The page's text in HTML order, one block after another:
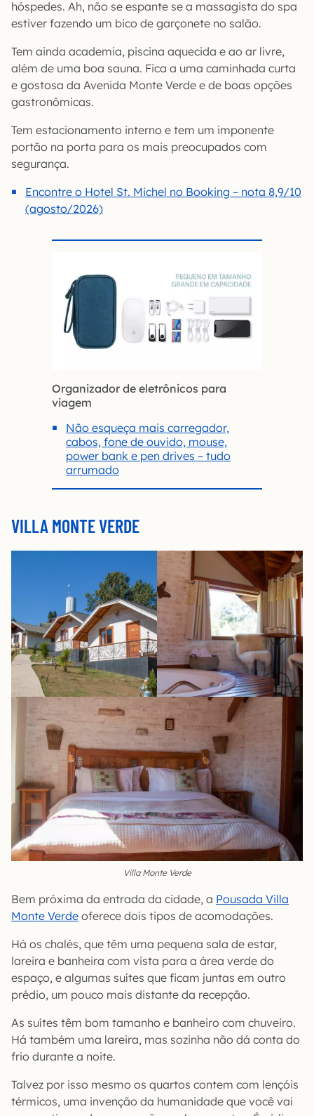
hóspedes. Ah, não se espante se a massagista do spa
estiver fazendo um bico de garçonete no salão.
Tem ainda academia, piscina aquecida e ao ar livre,
além de uma boa sauna. Fica a uma caminhada curta
e gostosa da Avenida Monte Verde e de boas opções
gastronômicas.
Tem estacionamento interno e tem um imponente
portão na porta para os mais preocupados com
segurança.
Encontre o Hotel St. Michel no Booking – nota 8,9/10
(agosto/2026)
Organizador de eletrônicos para
viagem
Não esqueça mais carregador,
cabos, fone de ouvido, mouse,
power bank e pen drives – tudo
arrumado
VILLA MONTE VERDE
Villa Monte Verde
Bem próxima da entrada da cidade, a Pousada Villa
Monte Verde oferece dois tipos de acomodações.
Há os chalés, que têm uma pequena sala de estar,
lareira e banheira com vista para a área verde do
espaço, e algumas suítes que ficam juntas em outro
prédio, um pouco mais distante da recepção.
As suítes têm bom tamanho e banheiro com chuveiro.
Há também uma lareira, mas sozinha não dá conta do
frio durante a noite.
Talvez por isso mesmo os quartos contem com lençóis
térmicos, uma invenção da humanidade que você vai